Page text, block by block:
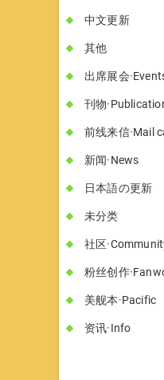
中文更新
其他
出席展会
刊物
前线来信·Mail
新闻·News
日本語の更新
未分类
社区
粉丝创作
美舰本·Pacific
资讯·Info